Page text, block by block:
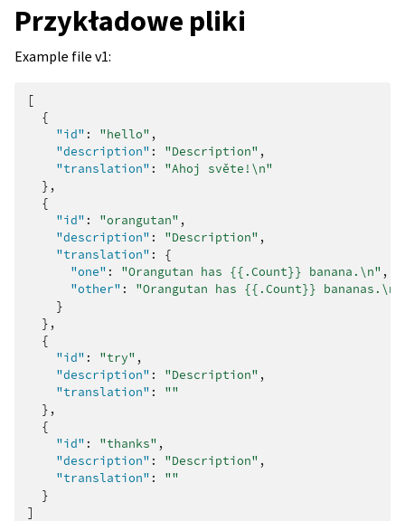
Przykładowe pliki
Example file v1:
[
{
"id" : "hello" ,
"description" : "Description" ,
"translation" :
"Ahoj světe!\n"
},
{
"id" : "orangutan" ,
"description" : "Description" ,
"translation" :
{
"one" : "Orangutan has {{.Count}} banana.\n" ,
"other" :
"Orangutan has {{.Count}} bananas.\n"
}
},
{
"id" : "try" ,
"description" : "Description" ,
"translation" :
""
},
{
"id" : "thanks" ,
"description" : "Description" ,
"translation" :
""
}
]